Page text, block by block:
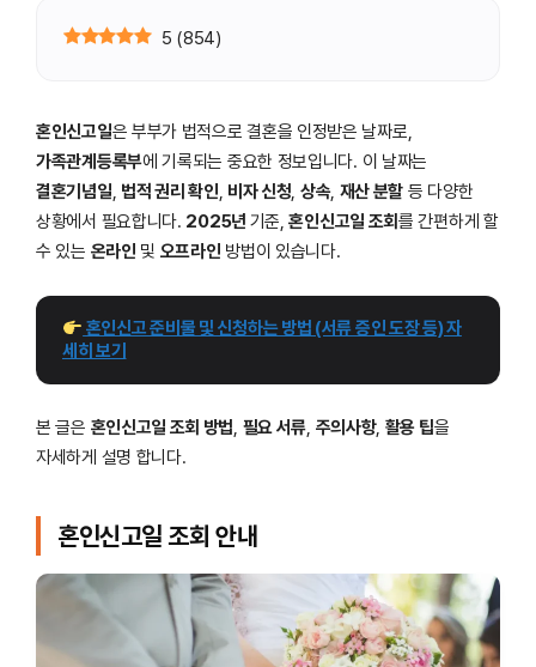
5 (854)
혼인신고일은 부부가 법적으로 결혼을 인정받은 날짜로,
가족관계등록부에 기록되는 중요한 정보입니다. 이 날짜는
결혼기념일, 법적 권리 확인, 비자 신청, 상속, 재산 분할 등 다양한
상황에서 필요합니다. 2025년 기준,혼인신고일 조회를 간편하게 할
수 있는 온라인 및 오프라인 방법이 있습니다.
혼인신고 준비물 및 신청하는 방법 (서류 증인 도장 등) 자
세히 보기
본 글은 혼인신고일 조회 방법, 필요 서류, 주의사항, 활용 팁을
자세하게 설명 합니다.
혼인신고일 조회 안내